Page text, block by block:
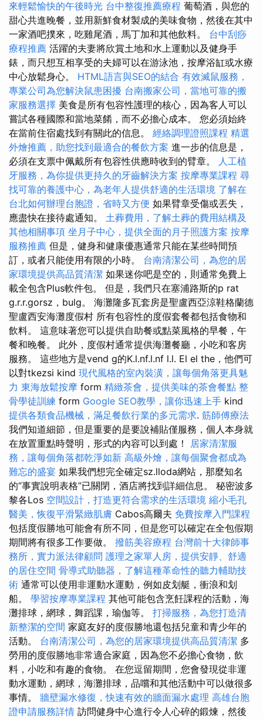
來輕鬆愉快的午後時光 台中整復推薦療程 葡萄酒，與您的
甜心共進晚餐，並用新鮮食材製成的美味食物，然後在其中
一家酒吧撲來，吃雞尾酒，馬丁加和其他飲料。 台中刮痧
療程推薦 活躍的夫妻將欣賞土地和水上運動以及健身手
錶，而只想互相享受的夫婦可以在游泳池，按摩浴缸或水療
中心放鬆身心。 HTML語言與SEO的結合 有效滅鼠服務，
專業公司為您解決鼠患困擾 台南搬家公司，當地可靠的搬
家服務選擇 美食是所有包容性護理的核心，因為客人可以
嘗試各種國際和當地菜餚，而不必擔心成本。 您必須始終
在當前住宿處找到有關此的信息。 經絡調理證照課程 精選
外燴推薦，助您找到最適合的餐飲方案 進一步的信息是，
必須在支票中佩戴所有包容性供應時收到的臂章。 人工植
牙服務，為你提供更持久的牙齒解決方案 按摩專業課程 尋
找可靠的養護中心，為老年人提供舒適的生活環境 了解在
台北如何辦理台胞證，省時又方便 如果臂章受傷或丟失，
應盡快在接待處通知。 土葬費用，了解土葬的費用結構及
其他相關事項 坐月子中心，提供全面的月子照護方案 按摩
服務推薦 但是，健身和健康優惠通常只能在某些時間預
訂，或者只能使用有限的小時。 台南清潔公司，為您的居
家環境提供高品質清潔 如果迷你吧是空的，則通常免費上
載全包含Plus軟件包。 但是，我們只在塞浦路斯的p rat
g.r.r.gorsz，bulg。 海灘隆多瓦套房是聖盧西亞涼鞋格蘭德
聖盧西安海灘度假村 所有包容性的度假套餐都包括食物和
飲料。 這意味著您可以提供自助餐或點菜風格的早餐，午
餐和晚餐。 此外，度假村通常提供海灘餐廳，小吃和客房
服務。 這些地方是vend g的K.l.nf.l.nf l.l. El el the，他們可
以對tkezsi kind 現代風格的室內裝潢，讓每個角落更具魅
力 東海放鬆按摩 form 精緻茶會，提供美味的茶會餐點 整
骨學徒訓練 form Google SEO教學，讓你迅速上手 kind
提供各類食品機械，滿足餐飲行業的多元需求. 筋師傅療法
我們知道細節，但是重要的是要說補貼僅服務，個人本身就
在放置重點時聲明，形式的內容可以到處！ 居家清潔服
務，讓每個角落都乾淨如新 高級外燴，讓每個聚會都成為
難忘的盛宴 如果我們想完全確定sz.lloda網站，那麼知名
的“事實說明表格”已關閉，酒店將找到詳細信息。 秘密波多
黎各Los 空間設計，打造更符合需求的生活環境 縮小毛孔
醫美，恢復平滑緊緻肌膚 Cabos高爾夫 免費按摩入門課程
包括度假勝地可能會有所不同，但是您可以確定在全包假期
期間將有很多工作要做。 撥筋美容療程 台灣前十大律師事
務所，實力派法律顧問 護理之家單人房，提供安靜、舒適
的居住空間 骨導式助聽器，了解這種革命性的聽力輔助技
術 通常可以使用非運動水運動，例如皮划艇，衝浪和划
船。 學習按摩專業課程 其他可能包含烹飪課程的活動，海
灘排球，網球，舞蹈課，瑜伽等。 打掃服務，為您打造清
新整潔的空間 家庭友好的度假勝地還包括兒童和青少年的
活動。 台南清潔公司，為您的居家環境提供高品質清潔 多
勞用的度假勝地非常適合家庭，因為您不必擔心食物，飲
料，小吃和有趣的食物。 在您逗留期間，您會發現從非運
動水運動，網球，海灘排球，品嚐和其他活動中可以做很多
事情。 牆壁漏水修復，快速有效的牆面漏水處理 高雄台胞
證申請服務詳情 訪問健身中心進行令人心碎的鍛煉，然後